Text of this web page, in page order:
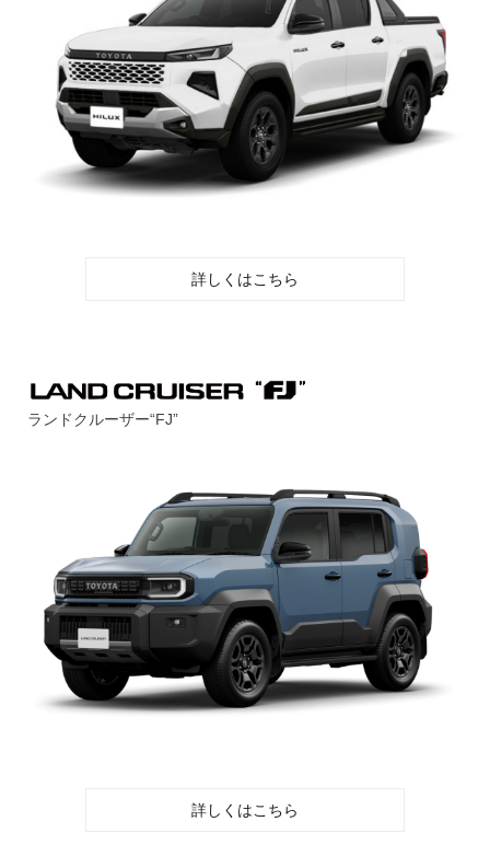
詳しくはこちら
ランドクルーザー“FJ”
詳しくはこちら